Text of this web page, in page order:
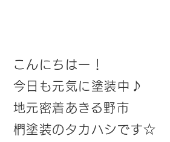
こんにちはー！
今日も元気に塗装中♪
地元密着あきる野市
椚塗装のタカハシです☆